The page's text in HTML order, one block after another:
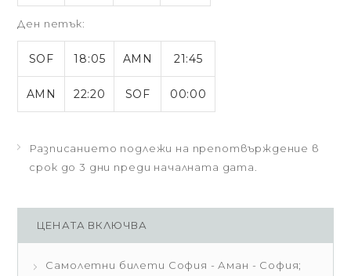
Ден петък:
SOF 18:05 AMN 21:45
AMN 22:20 SOF 00:00
Разписанието подлежи на препотвърждение в
срок до 3 дни преди началната дата.
ЦЕНАТА ВКЛЮЧВА
Самолетни билети София - Аман - София;